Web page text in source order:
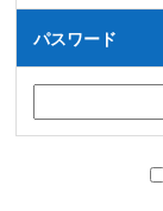
パスワード